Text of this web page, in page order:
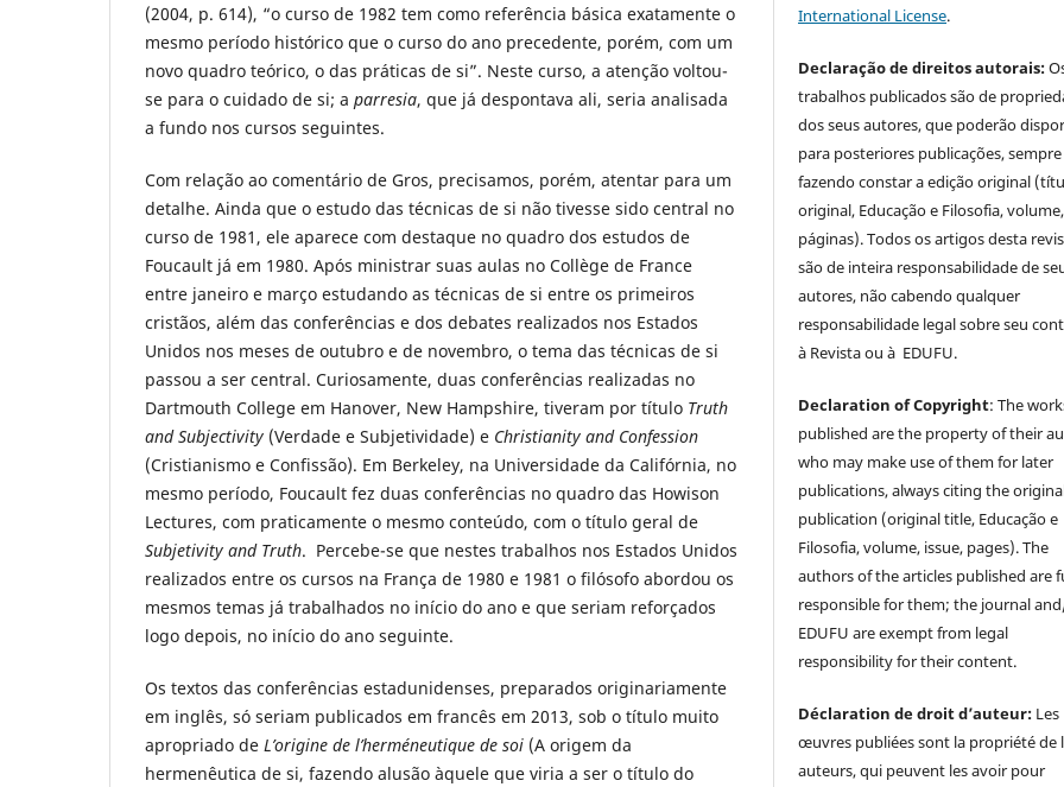
(2004, p. 614), “o curso de 1982 tem como referência básica exatamente o
mesmo período histórico que o curso do ano precedente, porém, com um
novo quadro teórico, o das práticas de si”. Neste curso, a atenção voltou-
se para o cuidado de si; a parresia, que já despontava ali, seria analisada
a fundo nos cursos seguintes.
Com relação ao comentário de Gros, precisamos, porém, atentar para um
detalhe. Ainda que o estudo das técnicas de si não tivesse sido central no
curso de 1981, ele aparece com destaque no quadro dos estudos de
Foucault já em 1980. Após ministrar suas aulas no Collège de France
entre janeiro e março estudando as técnicas de si entre os primeiros
cristãos, além das conferências e dos debates realizados nos Estados
Unidos nos meses de outubro e de novembro, o tema das técnicas de si
passou a ser central. Curiosamente, duas conferências realizadas no
Dartmouth College em Hanover, New Hampshire, tiveram por título Truth
and Subjectivity (Verdade e Subjetividade) e Christianity and Confession
(Cristianismo e Confissão). Em Berkeley, na Universidade da Califórnia, no
mesmo período, Foucault fez duas conferências no quadro das Howison
Lectures, com praticamente o mesmo conteúdo, com o título geral de
Subjetivity and Truth. Percebe-se que nestes trabalhos nos Estados Unidos
realizados entre os cursos na França de 1980 e 1981 o filósofo abordou os
mesmos temas já trabalhados no início do ano e que seriam reforçados
logo depois, no início do ano seguinte.
Os textos das conferências estadunidenses, preparados originariamente
em inglês, só seriam publicados em francês em 2013, sob o título muito
apropriado de L’origine de l’herméneutique de soi (A origem da
hermenêutica de si, fazendo alusão àquele que viria a ser o título do
International License.
Declaração de direitos autorais:
trabalhos publicados são de
dos seus autores, que poderão
para posteriores publicações, sempre
fazendo constar a edição original
original, Educação e Filosofia,
páginas). Todos os artigos desta
são de inteira responsabilidade de
autores, não cabendo qualquer
responsabilidade legal sobre seu
à Revista ou à EDUFU.
Declaration of Copyright: The
published are the property of their
who may make use of them for later
publications, always citing the
publication (original title, Educação e
Filosofia, volume, issue, pages). The
authors of the articles published are
responsible for them; the journal
EDUFU are exempt from legal
responsibility for their content.
Déclaration de droit d’auteur: Les
œuvres publiées sont la propriété de
auteurs, qui peuvent les avoir pour